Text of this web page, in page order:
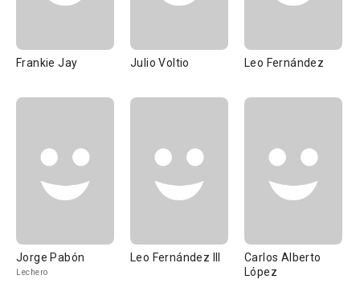
Frankie Jay Julio Voltio Leo Fernández
Jorge Pabón
Lechero
Leo Fernández III
Carlos Alberto
López